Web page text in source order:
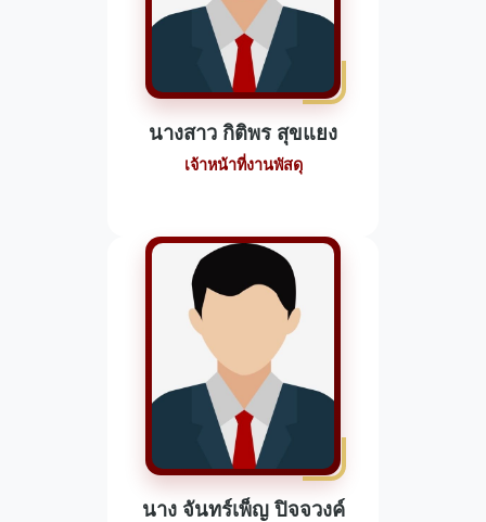
นางสาว กิติพร สุขแยง
เจ้าหน้าที่งานพัสดุ
นาง จันทร์เพ็ญ ปิจจวงค์